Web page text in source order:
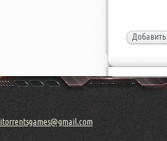
Добавить
itorrentsgames@gmail.com